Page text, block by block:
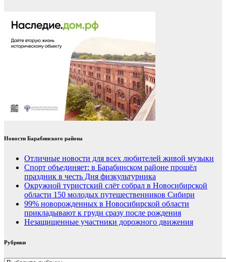
Новости Барабинского района
Отличные новости для всех любителей живой музыки
Спорт объединяет: в Барабинском районе прошёл
праздник в честь Дня физкультурника
Окружной туристский слёт собрал в Новосибирской
области 150 молодых путешественников Сибири
99% новорожденных в Новосибирской области
прикладывают к груди сразу после рождения
Незащищенные участники дорожного движения
Рубрики